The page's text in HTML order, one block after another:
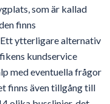
som är kallad
finns
Ett ytterligare alternativ
kundservice
med eventuella frågor
finns även tillgång till